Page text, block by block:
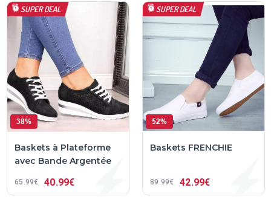
SUPER DEAL
38%
Baskets à Plateforme
avec Bande Argentée
65 99€ 40 99€
SUPER DEAL
52%
Baskets FRENCHIE
89 99€ 42 99€